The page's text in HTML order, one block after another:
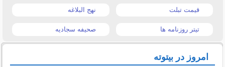
قیمت تبلت نهج البلاغه
تیتر روزنامه ها صحیفه سجادیه
امروز در بیتوته